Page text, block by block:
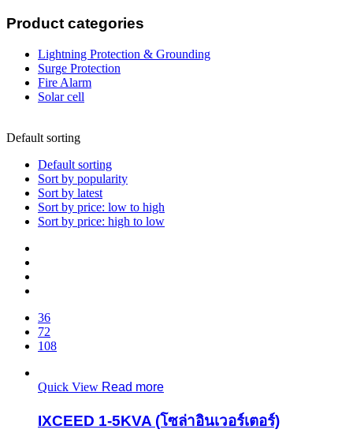
Product categories
Lightning Protection & Grounding
Surge Protection
Fire Alarm
Solar cell
Default sorting
Default sorting
Sort by popularity
Sort by latest
Sort by price: low to high
Sort by price: high to low
36
72
108
Quick View Read more
IXCEED 1-5KVA (โซล่าอินเวอร์เตอร์)